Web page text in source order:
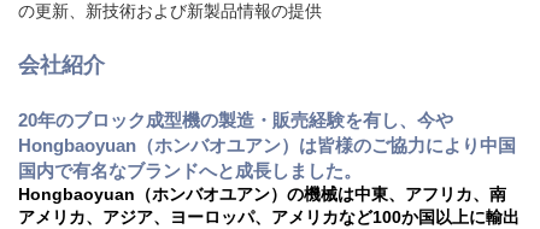
の更新、新技術および新製品情報の提供
会社紹介
20年のブロック成型機の製造・販売経験を有し、今や
Hongbaoyuan（ホンバオユアン）は皆様のご協力により中国
国内で有名なブランドへと成長しました。
Hongbaoyuan（ホンバオユアン）の機械は中東、アフリカ、南
アメリカ、アジア、ヨーロッパ、アメリカなど100か国以上に輸出